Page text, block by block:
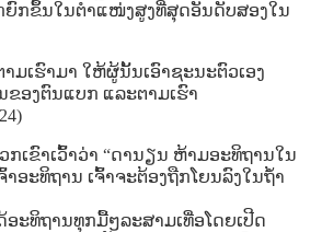
ຍົກຂຶ້ນໃນຕໍາແໜ່ງສູງທີ່ສຸດອັນດັບສອງໃນ
ມເຮົາມາ ໃຫ້ຜູ້ນັ້ນເອົາຊະນະຕົວເອງ
ຂອງຕົນແບກ ແລະຕາມເຮົາ
ເຂົາເວົ້າວ່າ “ດານຽນ ຫ້າມອະທິຖານໃນ
າອະທິຖານ ເຈົ້າຈະຕ້ອງຖືກໂຍນລົງໃນຖໍ້າ
ະທິຖານທຸກມື້ໆລະສາມເທື່ອໂດຍເປີດ